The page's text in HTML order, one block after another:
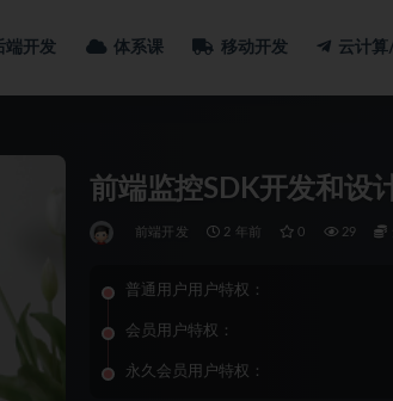
端开发 体系课 移动开发 云计
前端监控SDK开发和设
前端开发 2 年前 0 29
普通用户用户特权：
会员用户特权：
永久会员用户特权：